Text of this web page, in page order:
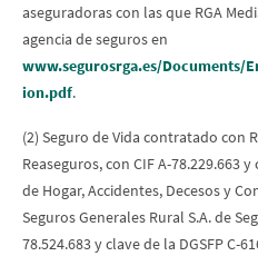
aseguradoras con las que RGA
agencia de seguros en
www.segurosrga.es/Documents/
ion.pdf.
(2) Seguro de Vida contratado con
Reaseguros, con CIF A-78.229.663
de Hogar, Accidentes, Decesos y
Seguros Generales Rural S.A. de
78.524.683 y clave de la DGSFP C-